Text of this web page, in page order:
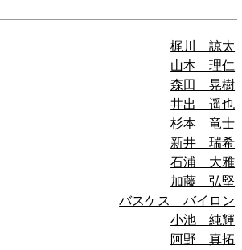
梶川 諒太
山本 理仁
森田 晃樹
井出 遥也
杉本 竜士
新井 瑞希
石浦 大雅
加藤 弘堅
バスケス バイロン
小池 純輝
阿野 真拓